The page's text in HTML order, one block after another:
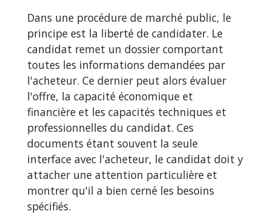
Dans une procédure de marché public, le
principe est la liberté de candidater. Le
candidat remet un dossier comportant
toutes les informations demandées par
l'acheteur. Ce dernier peut alors évaluer
l'offre, la capacité économique et
financière et les capacités techniques et
professionnelles du candidat. Ces
documents étant souvent la seule
interface avec l'acheteur, le candidat doit y
attacher une attention particulière et
montrer qu'il a bien cerné les besoins
spécifiés.